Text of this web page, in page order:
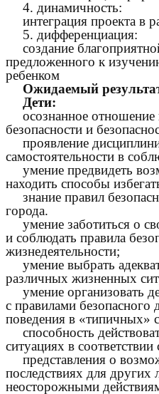
4. динамичность:
интеграция проекта в
5. дифференциация:
создание
предложенного к
ребенком
Ожидаемый
Дети:
осознанное
безопасности и
проявление
самостоятельности в
умение предвидеть
находить способы
знание правил
города.
умение заботиться о
и соблюдать правила
жизнедеятельности;
умение выбрать
различных жизненных
умение организовать
с правилами
поведения в «типичных»
способность
ситуациях в
представления о
последствиях для других
неосторожными